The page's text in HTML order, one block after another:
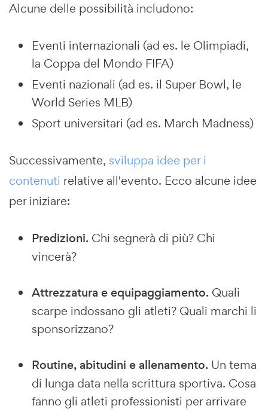
Alcune delle possibilità includono:
Eventi internazionali (ad es. le Olimpiadi,
la Coppa del Mondo FIFA)
Eventi nazionali (ad es. il Super Bowl, le
World Series MLB)
Sport universitari (ad es. March Madness)
Successivamente, sviluppa idee per i
contenuti relative all'evento. Ecco alcune idee
per iniziare:
Predizioni. Chi segnerà di più? Chi
vincerà?
Attrezzatura e equipaggiamento. Quali
scarpe indossano gli atleti? Quali marchi li
sponsorizzano?
Routine, abitudini e allenamento. Un tema
di lunga data nella scrittura sportiva. Cosa
fanno gli atleti professionisti per arrivare